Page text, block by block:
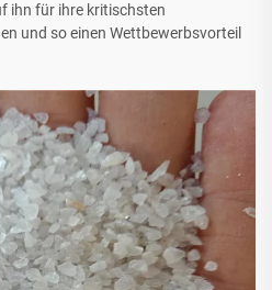
ihn für ihre kritischsten
und so einen Wettbewerbsvorteil